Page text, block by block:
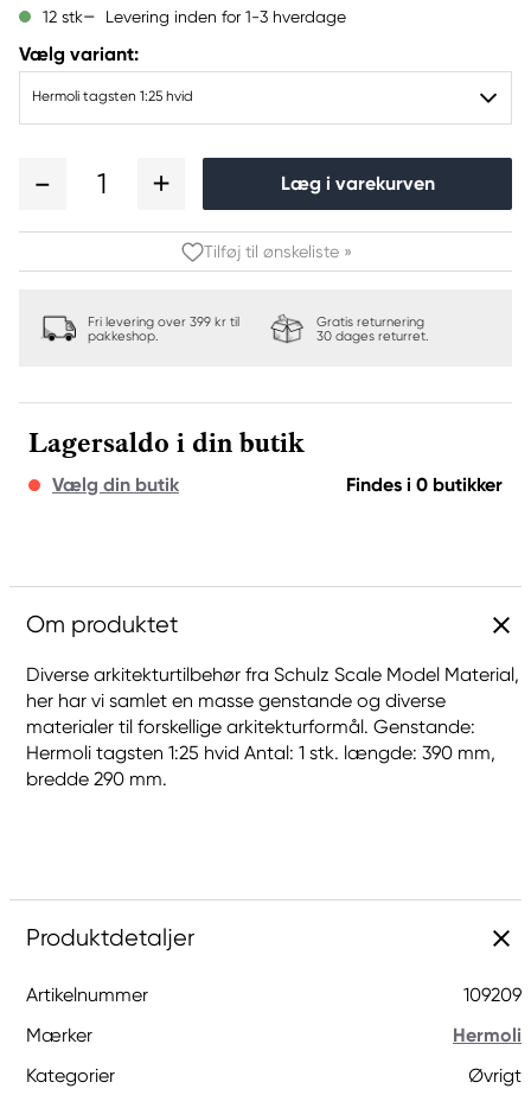
12 stk Levering inden for 1-3 hverdage
Vælg variant:
Hermoli tagsten 1:25 hvid
1 Læg i varekurven
Tilføj til ønskeliste »
Fri levering over 399 kr til
pakkeshop.
Gratis returnering
30 dages returret.
Lagersaldo i din butik
Vælg din butik Findes i 0 butikker
Om produktet
Diverse arkitekturtilbehør fra Schulz Scale Model Material,
her har vi samlet en masse genstande og diverse
materialer til forskellige arkitekturformål. Genstande:
Hermoli tagsten 1:25 hvid Antal: 1 stk. længde: 390 mm,
bredde 290 mm.
Produktdetaljer
Artikelnummer
109209
Mærker
Hermoli
Kategorier
Øvrigt